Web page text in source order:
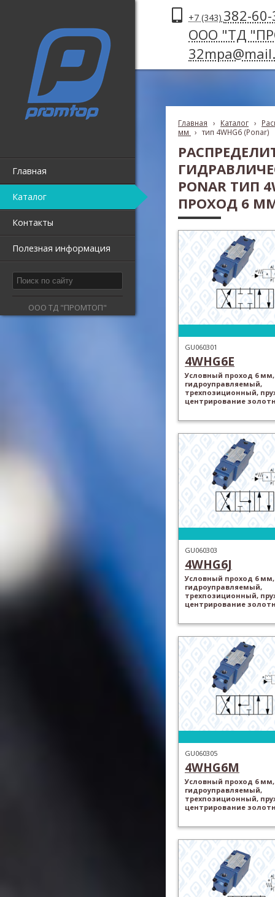
Главная
Каталог
Контакты
Полезная информация
ООО ТД "ПРОМТОП"
+7 (343) 382-
ООО "ТД
Главная › Каталог ›
мм
› тип 4WHG6 (Ponar)
PONAR ТИП
ПРОХОД 6
GU060301
4WHG6E
Условный проход 6 мм,
гидроуправляемый,
трехпозиционный,
центрирование
GU060303
4WHG6J
Условный проход 6 мм,
гидроуправляемый,
трехпозиционный,
центрирование
GU060305
4WHG6M
Условный проход 6 мм,
гидроуправляемый,
трехпозиционный,
центрирование